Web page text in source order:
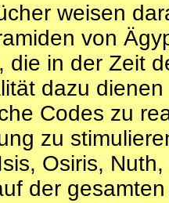
weisen
von
die in der Zeit
dazu
Codes zu
zu
Osiris,
der